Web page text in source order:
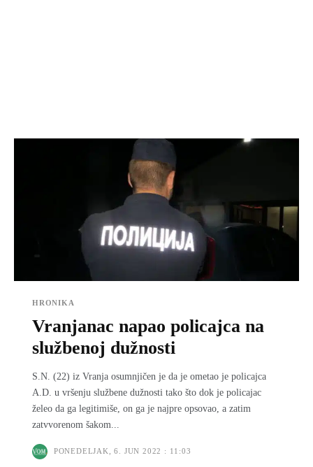
HRONIKA
Vranjanac napao policajca na
službenoj dužnosti
S.N. (22) iz Vranja osumnjičen je da je ometao je policajca
A.D. u vršenju službene dužnosti tako što dok je policajac
želeo da ga legitimiše, on ga je najpre opsovao, a zatim
zatvvorenom šakom...
PONEDELJAK, 6. JUN 2022 : 11:03